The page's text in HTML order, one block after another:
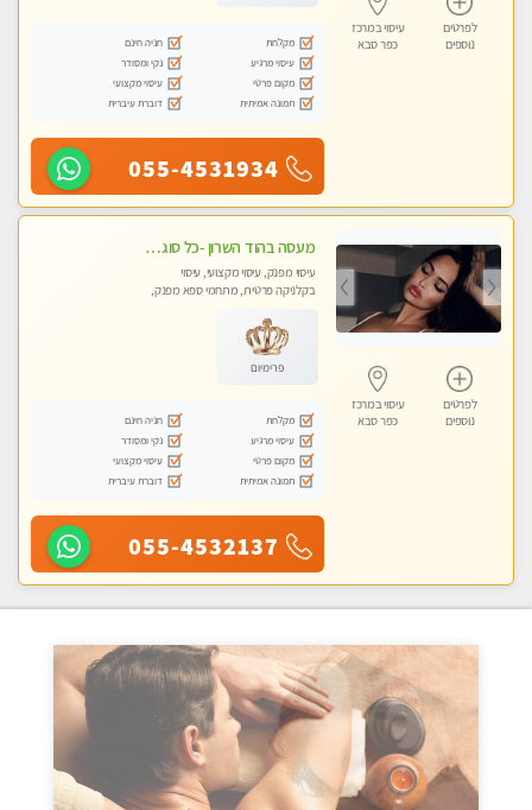
לפרטים
נוספים
עיסוי במרכז
כפר סבא
מקלחת
חניה חינם
עיסוי מרגיע
נקי ומסודר
מקום פרטי
עיסוי מקצועי
תמונה אמיתית
דוברת עיברית
055-4531934
לפרטים
נוספים
עיסוי במרכז
כפר סבא
מעסה בהוד השרון -כל סוגי העיסויים מעסה מקצועית ואיכותית פרטי!!!מומלץ לחלוטין!!
עיסוי מפנק, עיסוי מקצועי, עיסוי
בקלניקה פרטית, מתחמי ספא מפנק,
פרימיום
מקלחת
חניה חינם
עיסוי מרגיע
נקי ומסודר
מקום פרטי
עיסוי מקצועי
תמונה אמיתית
דוברת עיברית
055-4532137